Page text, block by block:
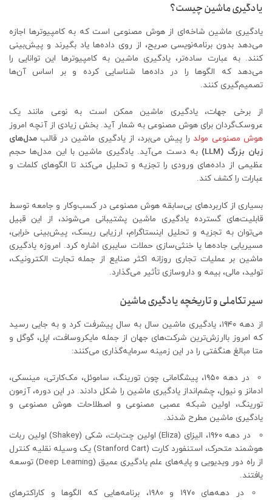
یادگیری ماشین چیست؟
یادگیری ماشین شاخه‌ای از هوش مصنوعی است که به کامپیوترها اجازه
می‌دهد بدون برنامه‌نویسی صریح، از روی داده‌ها یاد بگیرند و پیش‌بینی
کنند. به عبارت ساده‌تر، یادگیری ماشین به کامپیوترها این توانایی را
می‌دهد که الگوها را در داده‌ها شناسایی کرده و بر اساس آن‌ها
تصمیم‌گیری کنند.
از برخی جهات، یادگیری ماشین ممکن است به نوعی مانند یک
عروسک‌گردان برای هوش مصنوعی به شمار آید. بخش زیادی از آنچه امروز
هوش مصنوعی مولد را پیش می‌برد، از یادگیری ماشین در قالب مدل‌های
زبان بزرگ (LLM
) به دست می‌آید. یادگیری ماشین با این مدل‌ها حجم
عظیمی از داده‌های ورودی را تجزیه و تحلیل می‌کند تا الگوهای کلمات و
عبارات را کشف کند.
بسیاری از کاربردهای بی‌سابقه هوش مصنوعی در کسب‌وکار و جامعه توسط
قابلیت‌های گسترده یادگیری ماشین پشتیبانی می‌شوند، از این قبیل
می‌توان به تجزیه و تحلیل اینستاگرام، ارزیابی ریسک، پیش‌بینی خرابی،
مسیریابی جاده‌ها یا خنثی‌سازی حملات سایبری اشاره کرد. امروزه یادگیری
ماشین بر عملیات تجاری روزانه اکثر صنایع از جمله تجارت الکترونیک،
تولید، مالی، بیمه و داروسازی تأثیر می‌گذارد.
سیر تکاملی و تاریخچه یادگیری ماشین
از دهه ۱۹۴۰، یادگیری ماشین سال به سال پیشرفت کرد و به جایی رسید
که امروز باارزش‌ترین شرکت‌های جهان از جمله مایکروسافت، اپل، گوگل و
متا مبالغ هنگفتی را در این زمینه سرمایه‌گذاری می‌کنند:
در دهه ۱۹۵۰، پیشگامانی چون تورینگ، ساموئل، مک‌کارتی، مینسکی،
ادمانز و نیول، چشم‌انداز یادگیری ماشین را شکل دادند. در این دوره، آزمون
تورینگ، اولین شبکه عصبی مصنوعی و اصطلاحات هوش مصنوعی و
یادگیری ماشین مطرح شدند.
در دهه ۱۹۶۰، الیزای (Eliza) اولین چت‌بات، شکی (Shakey) اولین ربات
هوشمند متحرک، استنفورد کارت (Stanford Cart) یک وسیله نقلیه کنترل
از راه دور ویدیویی و پایه‌های علم یادگیری عمیق (Deep Learning) توسعه
یافتند.
در دهه‌های ۱۹۷۰ و ۱۹۸۰، برنامه‌هایی که الگوها و کاراکترهای